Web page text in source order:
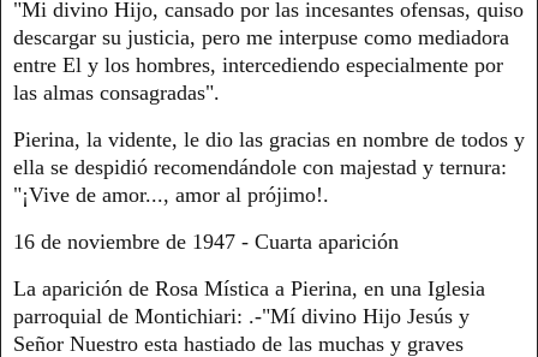
"Mi divino Hijo, cansado por las incesantes ofensas, quiso
descargar su justicia, pero me interpuse como mediadora
entre El y los hombres, intercediendo especialmente por
las almas consagradas".
Pierina, la vidente, le dio las gracias en nombre de todos y
ella se despidió recomendándole con majestad y ternura:
"¡Vive de amor..., amor al prójimo!.
16 de noviembre de 1947 - Cuarta aparición
La aparición de Rosa Mística a Pierina, en una Iglesia
parroquial de Montichiari: .-"Mí divino Hijo Jesús y
Señor Nuestro esta hastiado de las muchas y graves